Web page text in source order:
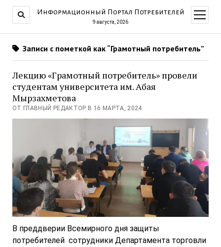
Информационный Портал Потребителей
9 августа, 2026
меню
Записи с пометкой как “Грамотный потребитель”
Лекцию «Грамотный потребитель» провели
студентам университета им. Абая
Мырзахметова
ОТ ГЛАВНЫЙ РЕДАКТОР В 16 МАРТА, 2024
В преддверии Всемирного дня защиты
потребителей сотрудники Департамента торговли